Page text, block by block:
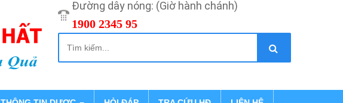
Đường dây nóng: (Giờ hành chánh)
1900 2345 95